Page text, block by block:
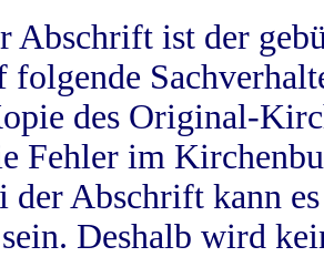
Abschrift ist der
folgende
des Original-
Fehler im
der Abschrift kann
Deshalb wird